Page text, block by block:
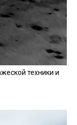
техники и